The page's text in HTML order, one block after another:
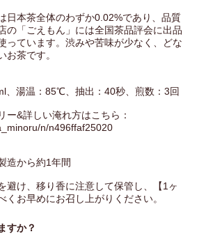
日本茶全体のわずか0.02%であり、品質
の「ごえもん」には全国茶品評会に出品
っています。渋みや苦味が少なく、どな
お茶です。
、湯温：85℃、抽出：40秒、煎数：3回
&詳しい淹れ方はこちら：
n/n496ffaf25020
造から約1年間
避け、移り香に注意して保管し、【1ヶ
くお早めにお召し上がりください。
すか？